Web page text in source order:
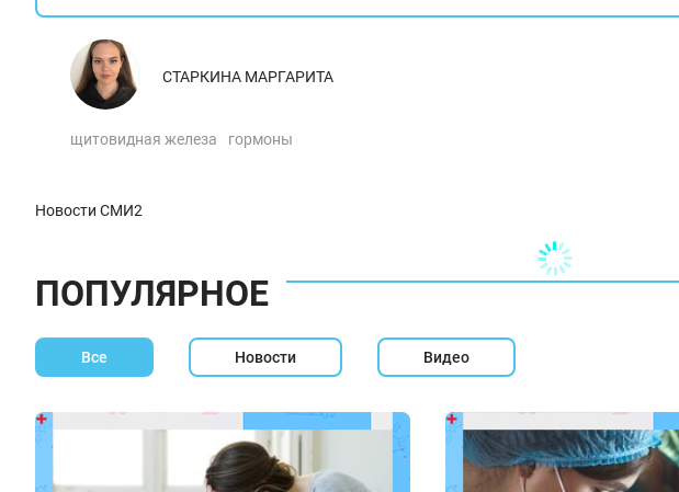
СТАРКИНА МАРГАРИТА
щитовидная железа гормоны
Новости СМИ2
ПОПУЛЯРНОЕ
Все Новости Видео